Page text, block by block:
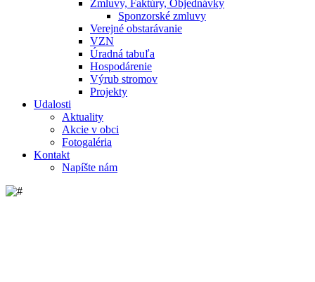
Zmluvy, Faktúry, Objednávky
Sponzorské zmluvy
Verejné obstarávanie
VZN
Úradná tabuľa
Hospodárenie
Výrub stromov
Projekty
Udalosti
Aktuality
Akcie v obci
Fotogaléria
Kontakt
Napíšte nám